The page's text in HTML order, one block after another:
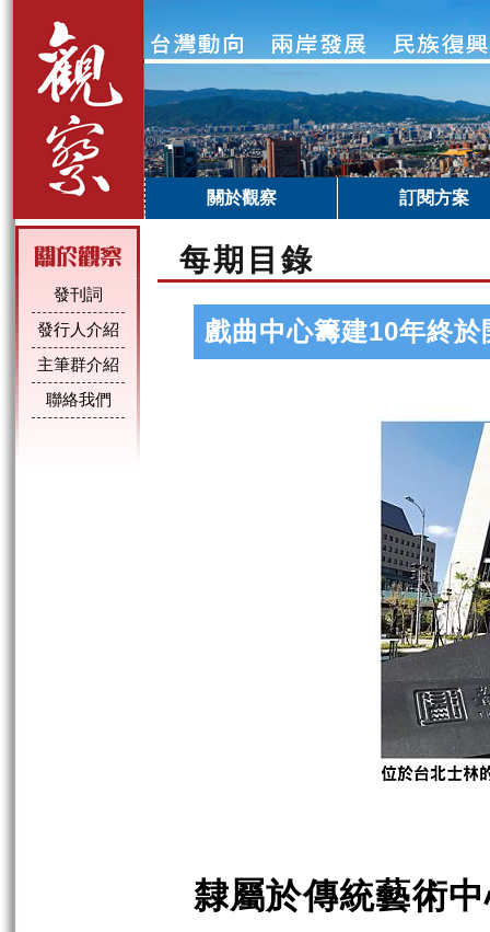
關於觀察 訂閱方案
發刊詞
發行人介紹
主筆群介紹
聯絡我們
每期目錄
戲曲中心籌建10年終
隸屬於傳統藝術